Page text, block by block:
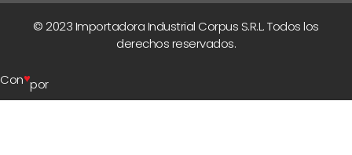
© 2023 Importadora Industrial Corpus S.R.L. Todos los
derechos reservados.
Con♥por